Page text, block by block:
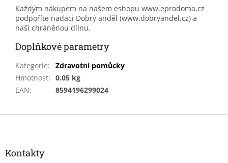
Každým nákupem na našem eshopu www.eprodoma.cz
podpoříte nadaci Dobrý anděl (www.dobryandel.cz) a
naší chráněnou dílnu.
Doplňkové parametry
Kategorie:
Zdravotní pomůcky
Hmotnost: 0.05 kg
EAN: 8594196299024
Kontakty